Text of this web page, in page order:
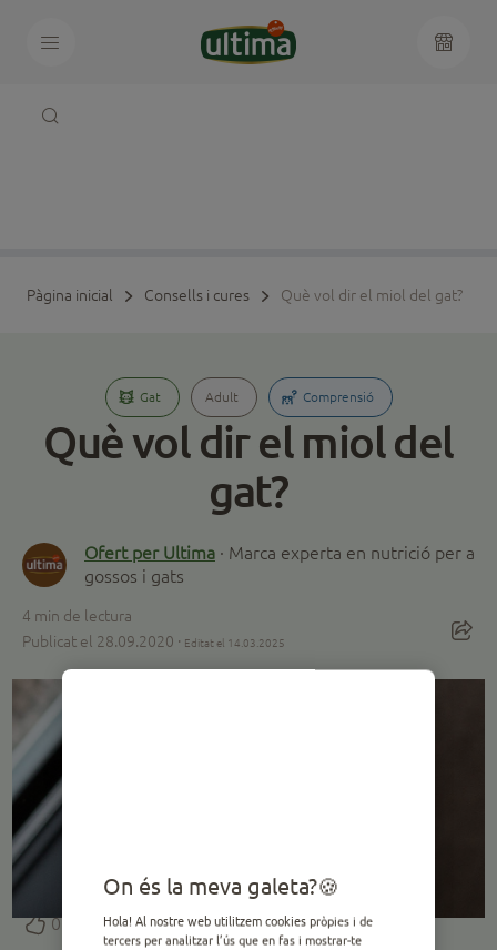
Pàgina inicial Consells i cures Què vol dir el miol del gat?
Gat Adult Comprensió
Què vol dir el miol del
gat?
Ofert per Ultima · Marca experta en nutrició per a
gossos i gats
4 min de lectura
Publicat el 28.09.2020 · Editat el 14.03.2025
0
On és la meva galeta?
Hola! Al nostre web utilitzem cookies pròpies i de
tercers per analitzar l’ús que en fas i mostrar-te